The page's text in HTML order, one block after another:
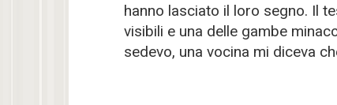
hanno lasciato il loro segno. Il
visibili e una delle gambe
sedevo, una vocina mi diceva